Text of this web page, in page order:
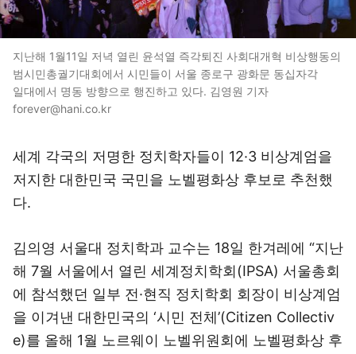
지난해 1월11일 저녁 열린 윤석열 즉각퇴진 사회대개혁 비상행동의
범시민총궐기대회에서 시민들이 서울 종로구 광화문 동십자각
일대에서 명동 방향으로 행진하고 있다. 김영원 기자
forever@hani.co.kr
세계 각국의 저명한 정치학자들이 12·3 비상계엄을
저지한 대한민국 국민을 노벨평화상 후보로 추천했
다.
김의영 서울대 정치학과 교수는 18일 한겨레에 “지난
해 7월 서울에서 열린 세계정치학회(IPSA) 서울총회
에 참석했던 일부 전·현직 정치학회 회장이 비상계엄
을 이겨낸 대한민국의 ‘시민 전체’(Citizen Collectiv
e)를 올해 1월 노르웨이 노벨위원회에 노벨평화상 후